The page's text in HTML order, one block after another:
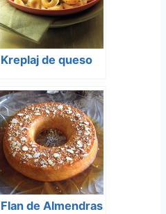
Kreplaj de queso
Flan de Almendras